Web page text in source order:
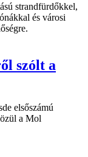
strandfürdőkkel,
és városi
szólt a
elsőszámú
a Mol